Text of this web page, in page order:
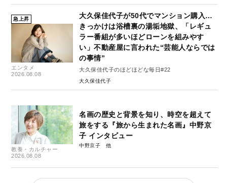
急上昇
エンタメ
2026.08.08
大久保佳代子が50代でマンション購入…
きっかけは浴槽裏の湯垢地獄、「レギュ
ラー番組が多いほどローンを組みやす
い」不動産屋に言われた“芸能人ならでは
の事情”
大久保佳代子のほどほどな毎日#22
大久保佳代子
教養・カルチャー
2026.08.08
名画の歴史と背景を知り、時空を超えて
旅をする『旅から生まれた名画』中野京
子 インタビュー
中野京子